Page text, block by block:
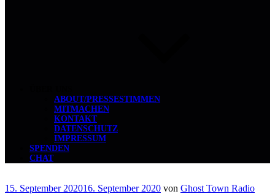
ABOUT/PRESSESTIMMEN
MITMACHEN
KONTAKT
DATENSCHUTZ
IMPRESSUM
SPENDEN
CHAT
Veröffentlicht
15. September 202016. September 2020 von Ghost Town Radio